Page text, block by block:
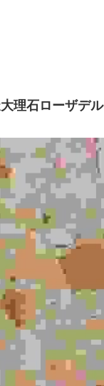
理石ローザデ